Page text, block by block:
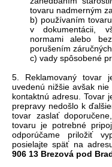
tovaru nadmerným
b) používaním
v dokumentácii,
normami alebo
porušením
c) vady spôsobené
5. Reklamovaný tovar
uvedenú nižšie avšak
kontaktnú adresu. Tovar
prepravy nedošlo k
tovar zaslať
tovaru je potrebné
odporúčame priložiť
posielajte späť na
906 13 Brezová pod